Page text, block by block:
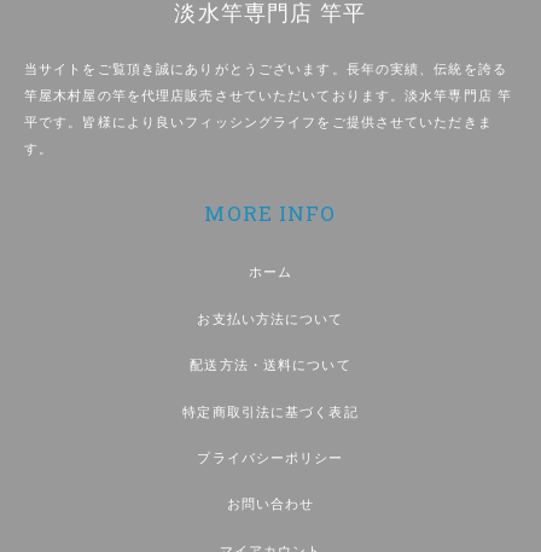
淡水竿専門店 竿平
当サイトをご覧頂き誠にありがとうございます。長年の実績、伝統を誇る
竿屋木村屋の竿を代理店販売させていただいております。淡水竿専門店 竿
平です。皆様により良いフィッシングライフをご提供させていただきま
す。
MORE INFO
ホーム
お支払い方法について
配送方法・送料について
特定商取引法に基づく表記
プライバシーポリシー
お問い合わせ